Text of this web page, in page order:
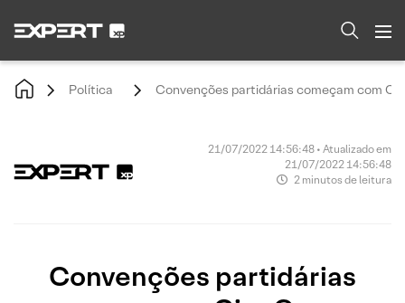
Política Convenções partidárias começam com
21/07/2022 14:56:48 • Atualizado em
21/07/2022 14:56:48
2 minutos de leitura
Convenções partidárias